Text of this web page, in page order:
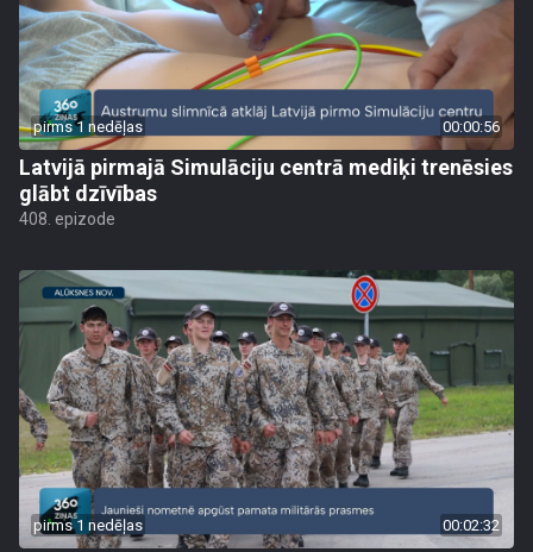
pirms 1 nedēļas 00:00:56
Latvijā pirmajā Simulāciju centrā mediķi trenēsies
glābt dzīvības
408. epizode
pirms 1 nedēļas 00:02:32